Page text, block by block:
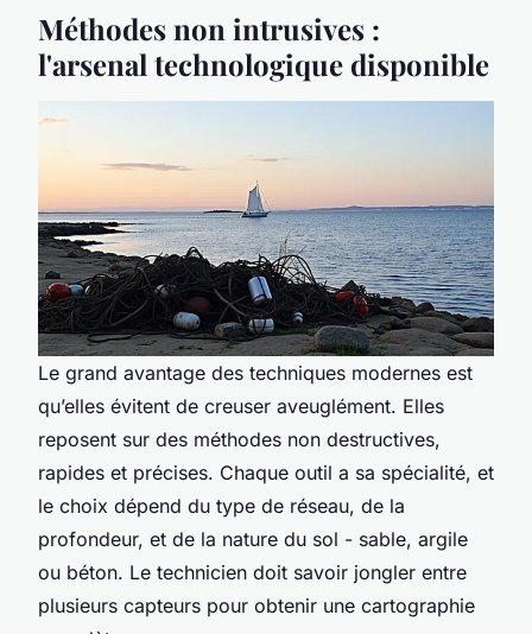
Méthodes non intrusives :
l'arsenal technologique disponible
Le grand avantage des techniques modernes est
qu’elles évitent de creuser aveuglément. Elles
reposent sur des méthodes non destructives,
rapides et précises. Chaque outil a sa spécialité, et
le choix dépend du type de réseau, de la
profondeur, et de la nature du sol - sable, argile
ou béton. Le technicien doit savoir jongler entre
plusieurs capteurs pour obtenir une cartographie